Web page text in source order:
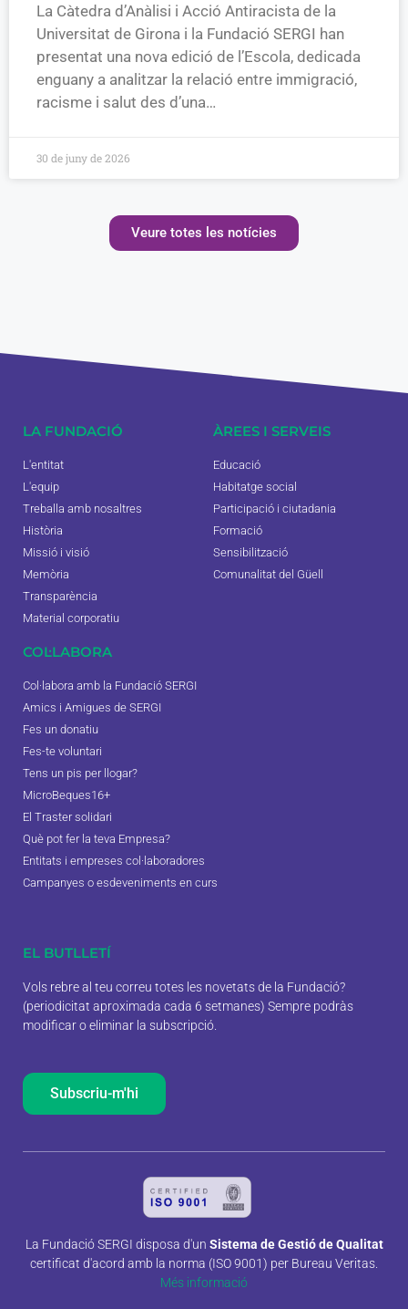
La Càtedra d’Anàlisi i Acció Antiracista de la
Universitat de Girona i la Fundació SERGI han
presentat una nova edició de l’Escola, dedicada
enguany a analitzar la relació entre immigració,
racisme i salut des d’una…
30 de juny de 2026
Veure totes les notícies
LA FUNDACIÓ
L'entitat
L'equip
Treballa amb nosaltres
Història
Missió i visió
Memòria
Transparència
Material corporatiu
ÀREES I SERVEIS
Educació
Habitatge social
Participació i ciutadania
Formació
Sensibilització
Comunalitat del Güell
COL·LABORA
Col·labora amb la Fundació SERGI
Amics i Amigues de SERGI
Fes un donatiu
Fes-te voluntari
Tens un pis per llogar?
MicroBeques16+
El Traster solidari
Què pot fer la teva Empresa?
Entitats i empreses col·laboradores
Campanyes o esdeveniments en curs
EL BUTLLETÍ
Vols rebre al teu correu totes les novetats de la Fundació?
(periodicitat aproximada cada 6 setmanes) Sempre podràs
modificar o eliminar la subscripció.
Subscriu-m'hi
La Fundació SERGI disposa d'un Sistema de Gestió de Qualitat
certificat d'acord amb la norma (ISO 9001) per Bureau Veritas.
Més informació